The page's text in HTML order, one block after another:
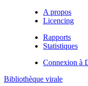
A propos
Licencing
Rapports
Statistiques
Connexion à
Bibliothèque virale